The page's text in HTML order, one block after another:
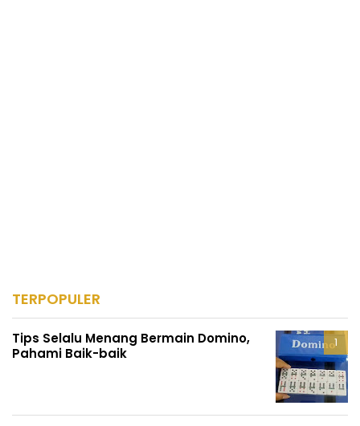
TERPOPULER
Tips Selalu Menang Bermain Domino,
Pahami Baik-baik